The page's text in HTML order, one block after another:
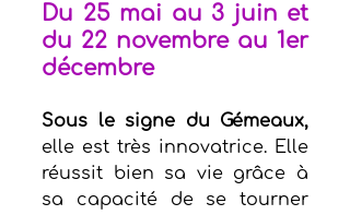
Du 25 mai au 3 juin et
du 22 novembre au 1er
décembre
Sous le signe du Gémeaux,
elle est très innovatrice. Elle
réussit bien sa vie grâce à
sa capacité de se tourner